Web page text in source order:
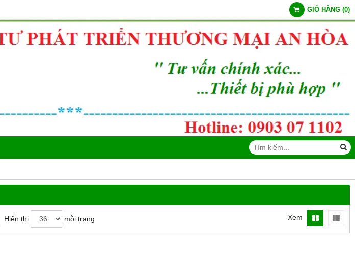
GIỎ HÀNG (0)
Hiển thị mỗi trang Xem